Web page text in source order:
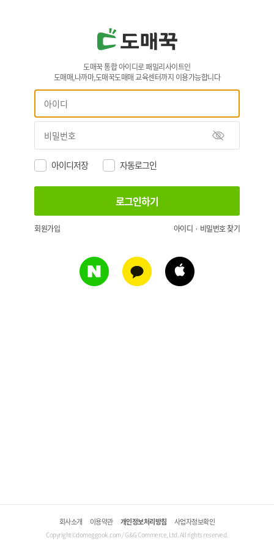
도매꾹 통합 아이디로 패밀리사이트인
도매매,나까마,도매꾹도매매 교육센터까지 이용가능합니다
아이디저장 자동로그인
회원가입 아이디 · 비밀번호 찾기
회사소개 이용약관 개인정보처리방침 사업자정보확인
Copyright©domeggook.com / G&G Commerce, Ltd. All rights reserved.